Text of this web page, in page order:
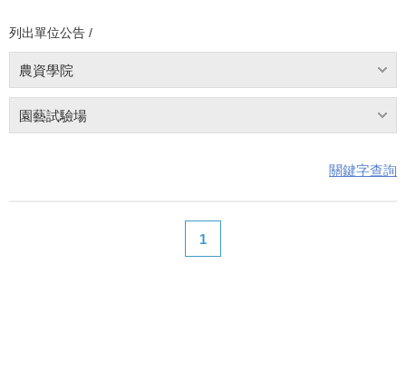
列出單位公告 /
農資學院
園藝試驗場
關鍵字查詢
1